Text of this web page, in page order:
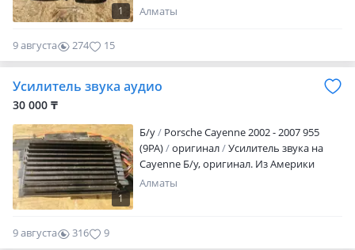
1
Алматы
9 августа 274 15
Усилитель звука аудио
30 000 ₸
1
Б/y
Porsche Cayenne 2002 - 2007 955
(9PA)
оригинал
Усилитель звука на
Cayenne Б/у, оригинал. Из Америки
Алматы
9 августа 316 9